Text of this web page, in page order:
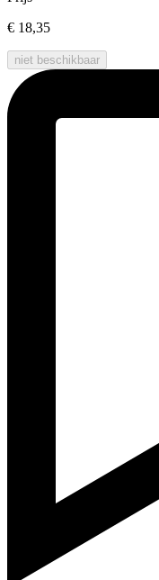
€ 18,35
niet beschikbaar